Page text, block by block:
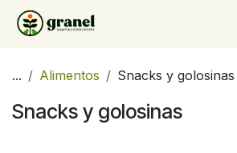
Ir al contenido
... Alimentos Snacks y golosinas
Snacks y golosinas